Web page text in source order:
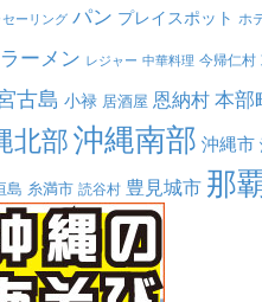
ーリング パン プレイスポット ホ
ラーメン レジャー 中華料理 今帰仁村
古島 小禄 居酒屋 恩納村本部
北部沖縄南部 沖縄市
島 糸満市 読谷村 豊見城市 那